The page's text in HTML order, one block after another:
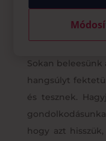
Sokan beleesünk
hangsúlyt
és tesznek.
hogy azt